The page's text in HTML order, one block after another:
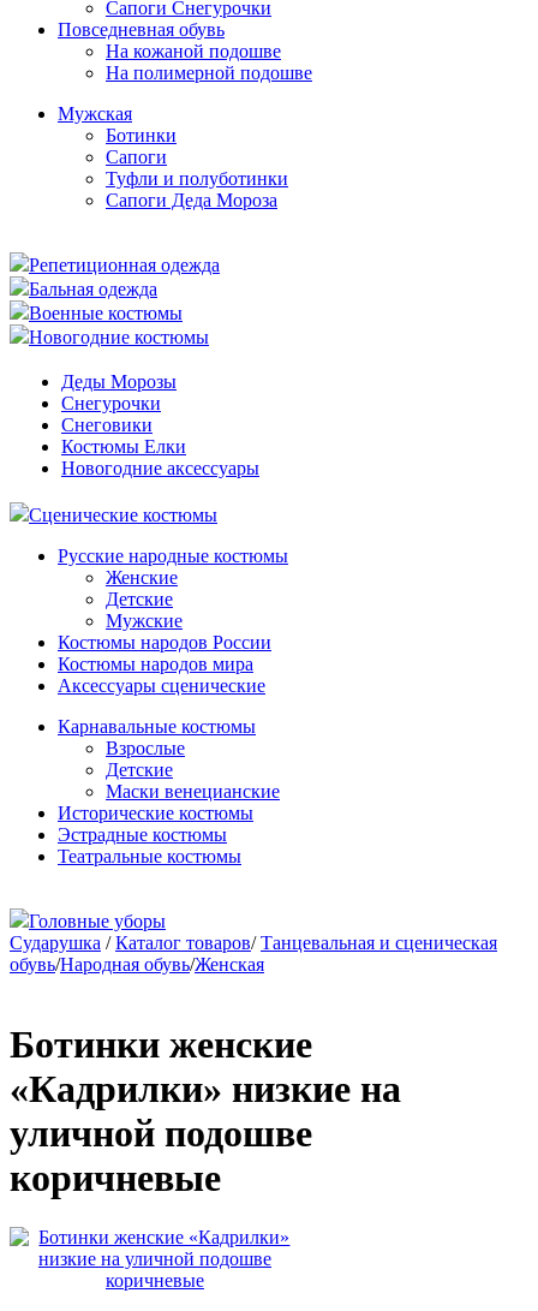
Сапоги Снегурочки
Повседневная обувь
На кожаной подошве
На полимерной подошве
Мужская
Ботинки
Сапоги
Туфли и полуботинки
Сапоги Деда Мороза
Репетиционная одежда
Бальная одежда
Военные костюмы
Новогодние костюмы
Деды Морозы
Снегурочки
Снеговики
Костюмы Елки
Новогодние аксессуары
Сценические костюмы
Русские народные костюмы
Женские
Детские
Мужские
Костюмы народов России
Костюмы народов мира
Аксессуары сценические
Карнавальные костюмы
Взрослые
Детские
Маски венецианские
Исторические костюмы
Эстрадные костюмы
Театральные костюмы
Головные уборы
Сударушка / Каталог товаров/ Танцевальная и сценическая
обувь/Народная обувь/Женская
Ботинки женские
«Кадрилки» низкие на
уличной подошве
коричневые